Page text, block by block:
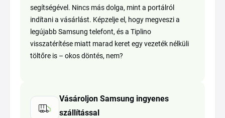
segítségével. Nincs más dolga, mint a portálról
indítani a vásárlást. Képzelje el, hogy megveszi a
legújabb Samsung telefont, és a Tiplino
visszatérítése miatt marad keret egy vezeték nélküli
töltőre is – okos döntés, nem?
Vásároljon Samsung ingyenes
szállítással